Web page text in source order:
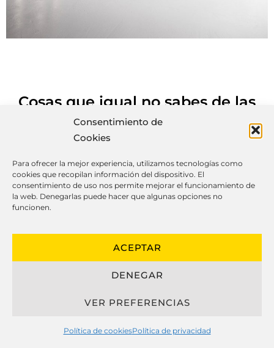
Consentimiento de
Cookies
Para ofrecer la mejor experiencia, utilizamos tecnologías como
cookies que recopilan información del dispositivo. El
consentimiento de uso nos permite mejorar el funcionamiento de
la web. Denegarlas puede hacer que algunas opciones no
funcionen.
ACEPTAR
DENEGAR
VER PREFERENCIAS
Política de cookiesPolítica de privacidad
Cosas que igual no sabes de las
cocinas a medida
El diseño de cocinas hechas a medida
ha progresado significativamente en
los últimos años, integrando
para crear cocinas personalizados que
se adaptan perfectamente al modo de
vida de sus propietarios.
Al hablar sobre cocinas hechas a
medida, es esencial examinar los